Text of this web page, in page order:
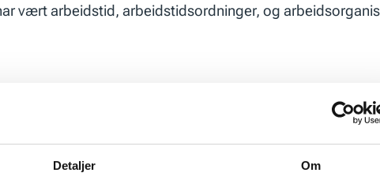
Detaljer Om
vært arbeidstid, arbeidstidsordninger, og
både i offentlige og private, drevet av ideelle